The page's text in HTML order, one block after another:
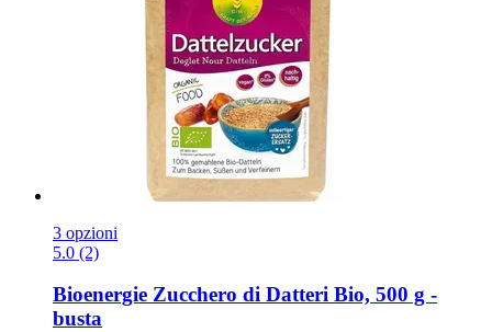
3 opzioni
5.0 (2)
Bioenergie Zucchero di Datteri Bio, 500 g -​
busta